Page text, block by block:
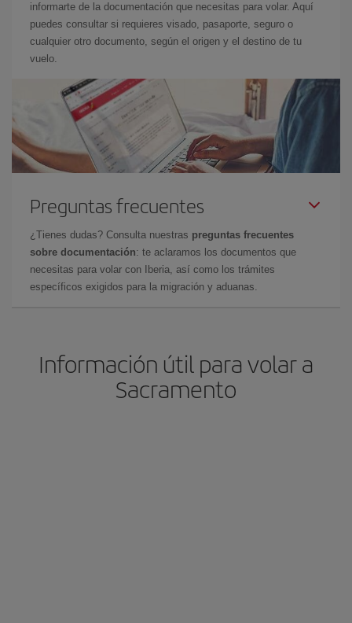
informarte de la documentación que necesitas para volar. Aquí
puedes consultar si requieres visado, pasaporte, seguro o
cualquier otro documento, según el origen y el destino de tu
vuelo.
Preguntas frecuentes
¿Tienes dudas? Consulta nuestras preguntas frecuentes
sobre documentación: te aclaramos los documentos que
necesitas para volar con Iberia, así como los trámites
específicos exigidos para la migración y aduanas.
Información útil para volar a
Sacramento